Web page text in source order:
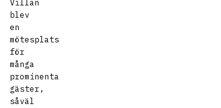
Villan
blev
en
mötesplats
för
många
prominenta
gäster,
såväl